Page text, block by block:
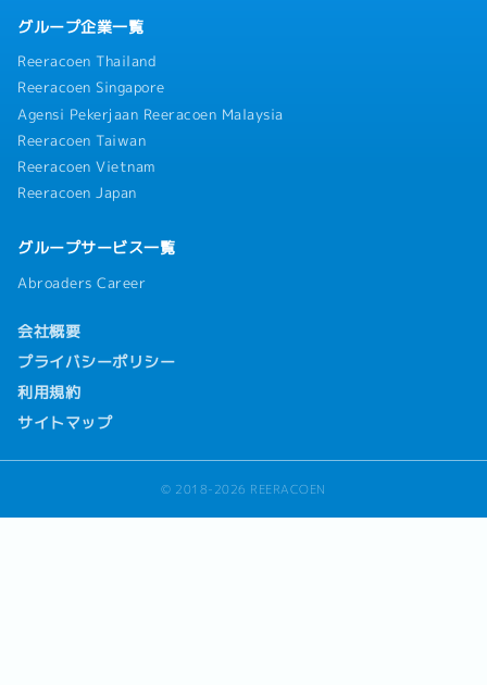
グループ企業一覧
Reeracoen Thailand
Reeracoen Singapore
Agensi Pekerjaan Reeracoen Malaysia
Reeracoen Taiwan
Reeracoen Vietnam
Reeracoen Japan
グループサービス一覧
Abroaders Career
会社概要
プライバシーポリシー
利用規約
サイトマップ
© 2018-2026 REERACOEN